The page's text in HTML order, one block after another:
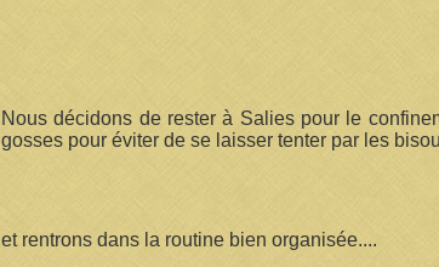
Nous décidons de rester à Salies pour le
gosses pour éviter de se laisser tenter par les
et rentrons dans la routine bien organisée....